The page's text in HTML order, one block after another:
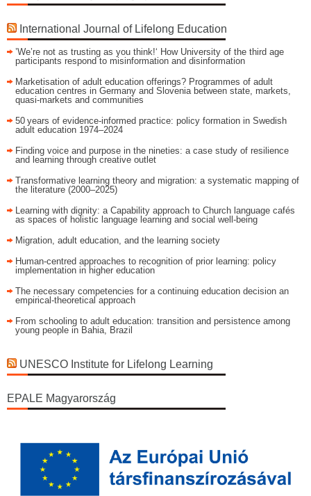
International Journal of Lifelong Education
’We’re not as trusting as you think!‘ How University of the third age
participants respond to misinformation and disinformation
Marketisation of adult education offerings? Programmes of adult
education centres in Germany and Slovenia between state, markets,
quasi-markets and communities
50 years of evidence‑informed practice: policy formation in Swedish
adult education 1974–2024
Finding voice and purpose in the nineties: a case study of resilience
and learning through creative outlet
Transformative learning theory and migration: a systematic mapping of
the literature (2000–2025)
Learning with dignity: a Capability approach to Church language cafés
as spaces of holistic language learning and social well-being
Migration, adult education, and the learning society
Human-centred approaches to recognition of prior learning: policy
implementation in higher education
The necessary competencies for a continuing education decision an
empirical-theoretical approach
From schooling to adult education: transition and persistence among
young people in Bahia, Brazil
UNESCO Institute for Lifelong Learning
EPALE Magyarország